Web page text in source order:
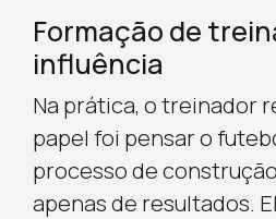
Formação de
influência
Na prática, o treinador
papel foi pensar o
processo de
apenas de resultados.